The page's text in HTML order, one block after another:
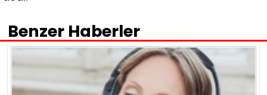
Benzer Haberler